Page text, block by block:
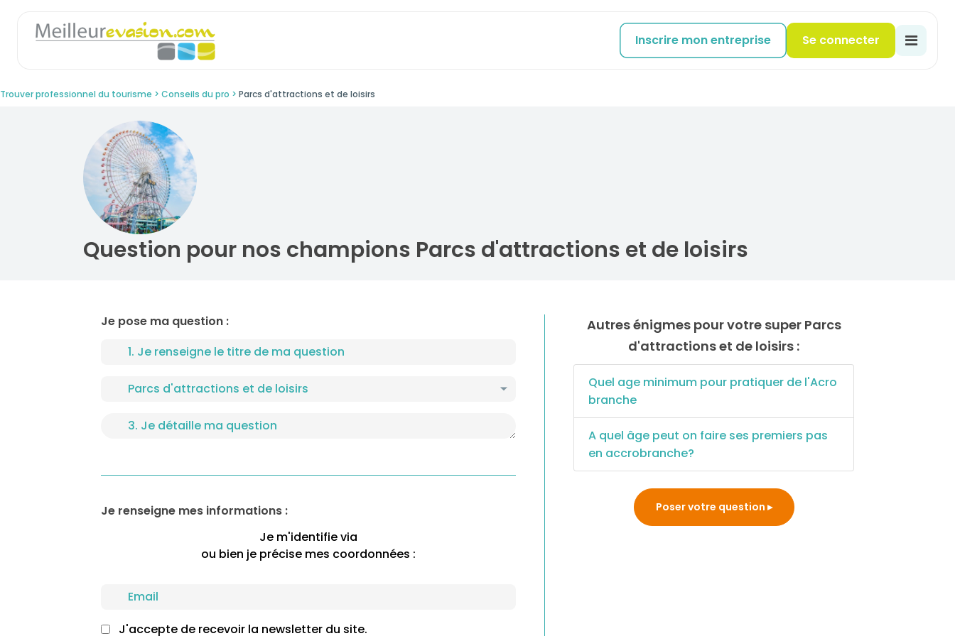
Inscrire mon entreprise Se connecter
Trouver professionnel du tourisme Conseils du pro Parcs d'attractions et de loisirs
Question pour nos champions Parcs d'attractions et de loisirs
Je pose ma question :
Je renseigne mes informations :
Je m'identifie via
ou bien je précise mes coordonnées :
J'accepte de recevoir la newsletter du site.
Autres énigmes pour votre super Parcs
d'attractions et de loisirs :
Quel age minimum pour pratiquer de l'Acro
branche
A quel âge peut on faire ses premiers pas
en accrobranche?
Poser votre question